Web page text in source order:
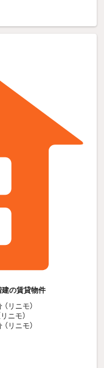
の賃貸物件
（リニモ）
ニモ）
（リニモ）